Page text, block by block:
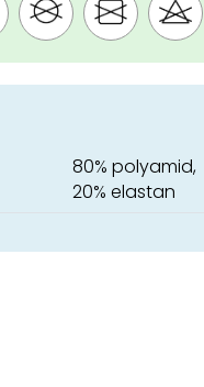
80% polyamid,
20% elastan